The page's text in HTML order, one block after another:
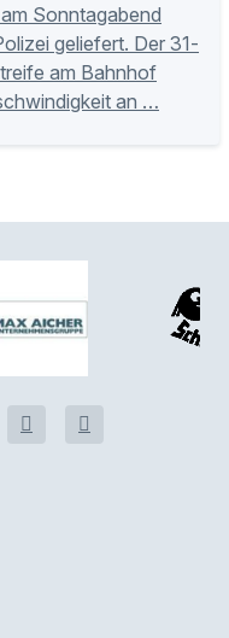
Sonntagabend
geliefert. Der 31-
am Bahnhof
an …